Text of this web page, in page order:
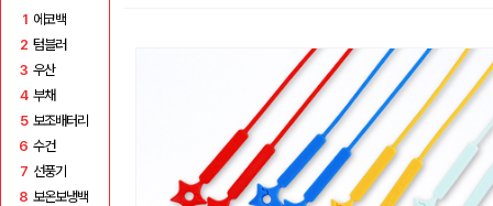
1 에코백
2 텀블러
3 우산
4 부채
5 보조배터리
6 수건
7 선풍기
8 보온보냉백